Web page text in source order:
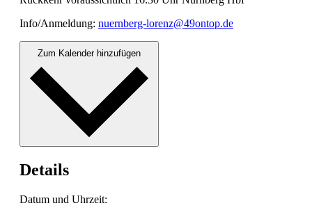
Info/Anmeldung: nuern­berg-lorenz@49ontop.de
Details
Datum und Uhrzeit: